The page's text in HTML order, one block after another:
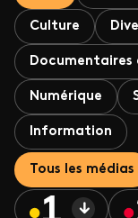
Culture
Documentaires
Numérique
Information
Tous les médias